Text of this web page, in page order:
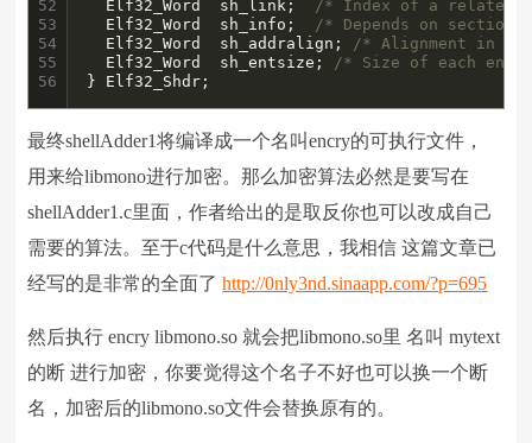
52
53
54
55
56
  Elf32_Word  sh_link;
/* Index of a related
  Elf32_Word  sh_info;
/* Depends on section
  Elf32_Word  sh_addralign;
/* Alignment in
  Elf32_Word  sh_entsize;
/* Size of each
} Elf32_Shdr;
最终shellAdder1将编译成一个名叫encry的可执行文件，
用来给libmono进行加密。那么加密算法必然是要写在
shellAdder1.c里面，作者给出的是取反你也可以改成自己
需要的算法。至于c代码是什么意思，我相信 这篇文章已
经写的是非常的全面了http://0nly3nd.sinaapp.com/?p=695
然后执行 encry libmono.so 就会把libmono.so里 名叫 mytext
的断 进行加密，你要觉得这个名子不好也可以换一个断
名，加密后的libmono.so文件会替换原有的。